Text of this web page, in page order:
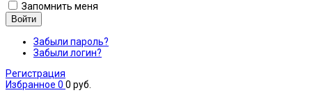
Запомнить меня
Войти
Забыли пароль?
Забыли логин?
Регистрация
Избранное 0 0 руб.